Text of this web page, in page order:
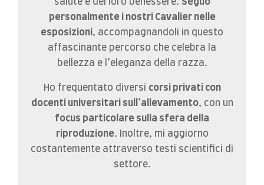
salute e del loro benessere. Seguo
personalmente i nostri Cavalier nelle
esposizioni, accompagnandoli in questo
affascinante percorso che celebra la
bellezza e l’eleganza della razza.
Ho frequentato diversi corsi privati con
docenti universitari sull’allevamento, con un
focus particolare sulla sfera della
riproduzione. Inoltre, mi aggiorno
costantemente attraverso testi scientifici di
settore.